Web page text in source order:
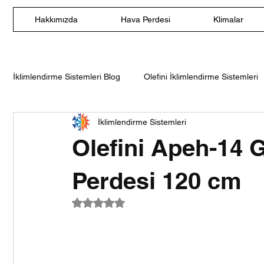
Hakkımızda Hava Perdesi Klimalar
İklimlendirme Sistemleri Blog Olefini İklimlendirme Sistemleri
Olefini Nem Alma Cihazları Olefini Duvar Tipi Split
Olefini Salon Tipi Klima Olefini Ticari Tip Hava Perdesi
Olefini Apeh-14
Perdesi 120 cm
İklimlendirme Sistemleri
5 üzerinden NaN yıldız